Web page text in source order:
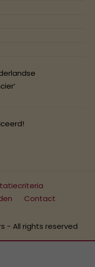
Contact
- All rights reserved